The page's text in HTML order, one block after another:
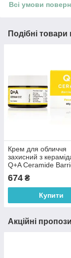
Всі умови
Подібні товари
Крем для обличчя
захисний з
Q+A Ceramide
Defence Face
674 ₴
Купити
Акційні